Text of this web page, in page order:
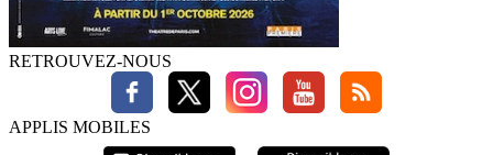
RETROUVEZ-NOUS
APPLIS MOBILES